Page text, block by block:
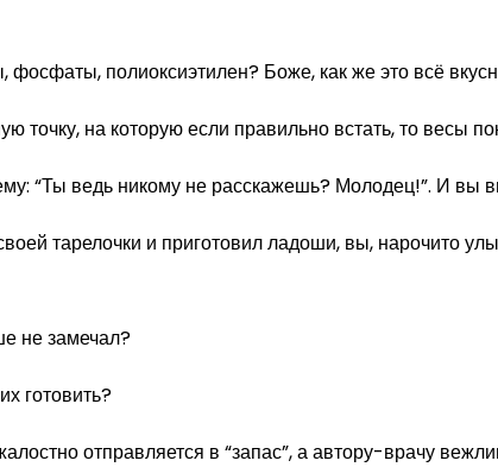
полиоксиэтилен? Боже, как же это всё
на которую если правильно встать, то весы
“Ты ведь никому не расскажешь? Молодец!”. И вы
тарелочки и приготовил ладоши, вы, нарочито
не замечал?
готовить?
отправляется в “запас”, а автору-врачу